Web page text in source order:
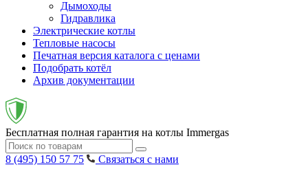
Дымоходы
Гидравлика
Электрические котлы
Тепловые насосы
Печатная версия каталога с ценами
Подобрать котёл
Архив документации
Бесплатная полная гарантия на котлы Immergas
8 (495) 150 57 75
Связаться с нами